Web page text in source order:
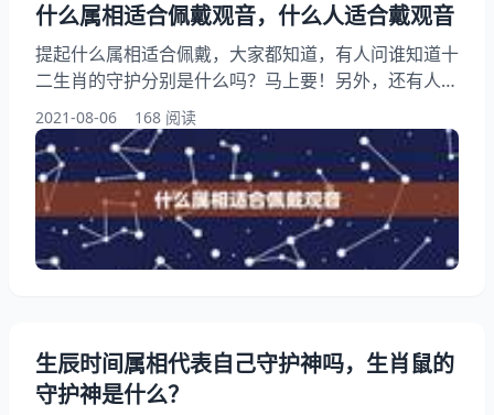
什么属相适合佩戴观音，什么人适合戴观音
提起什么属相适合佩戴，大家都知道，有人问谁知道十
二生肖的守护分别是什么吗？马上要！另外，还有人想
问十二生肖带什么最好，你知道这是怎么回事？其实属
相适合配戴的像，下面就一起来看看什么人适合戴，希
望能够帮助到大家！ 什么属相适合佩戴 佩戴一般没有
忌讳，它作为一种饰品，只要主人喜欢，何时何地以何
种方式佩戴都可以。但是由于是的化身，佩戴的人士，
也要有着的心怀。常怀柔软的心灵，才能对一切人、
事、物怀有之心
2021-08-06 168 阅读
生辰时间属相代表自己守护神吗，生肖鼠的
守护神是什么？